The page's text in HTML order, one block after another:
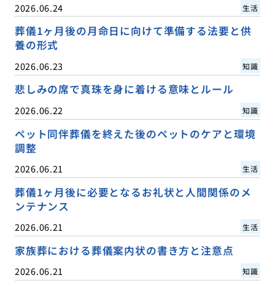
2026.06.24 生活
葬儀1ヶ月後の月命日に向けて準備する法要と供
養の形式
2026.06.23 知識
悲しみの席で真珠を身に着ける意味とルール
2026.06.22 知識
ペット同伴葬儀を終えた後のペットのケアと環境
調整
2026.06.21 生活
葬儀1ヶ月後に必要となるお礼状と人間関係のメ
ンテナンス
2026.06.21 生活
家族葬における葬儀案内状の書き方と注意点
2026.06.21 知識